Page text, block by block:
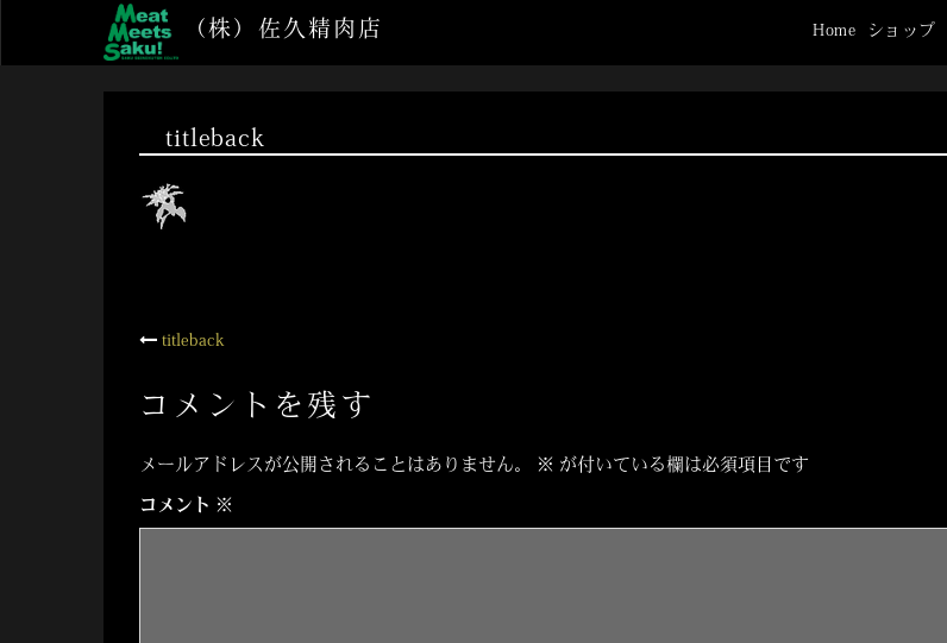
テ
（株）佐久精肉店 Home ショップ
titleback
投
稿
ナ
ビ
titleback
コメントを残す
メールアドレスが公開されることはありません。 ※ が付いている欄は必須項目です
コメント ※